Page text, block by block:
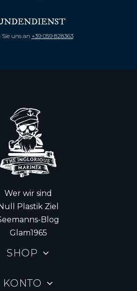
Sie uns an +39 059 828363
Wer wir sind
Plastik Ziel
Blog
Glam1965
SHOP
KONTO